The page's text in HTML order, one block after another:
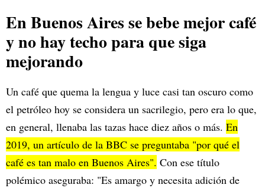
En Buenos Aires se bebe mejor café
y no hay techo para que siga
mejorando
Un café que quema la lengua y luce casi tan oscuro como
el petróleo hoy se considera un sacrilegio, pero era lo que,
en general, llenaba las tazas hace diez años o más. En
2019, un artículo de la BBC se preguntaba "por qué el
café es tan malo en Buenos Aires". Con ese título
polémico aseguraba: "Es amargo y necesita adición de